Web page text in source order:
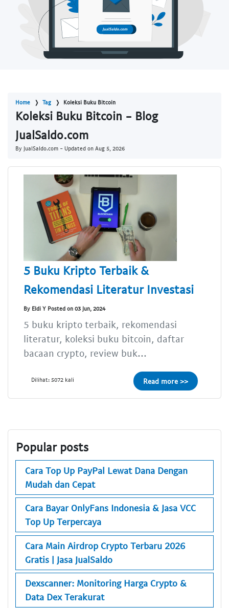
Home Tag Koleksi Buku Bitcoin
Koleksi Buku Bitcoin - Blog
JualSaldo.com
By JualSaldo.com - Updated on Aug 5, 2026
5 Buku Kripto Terbaik &
Rekomendasi Literatur Investasi
By Eldi Y Posted on 03 Jun, 2024
5 buku kripto terbaik, rekomendasi
literatur, koleksi buku bitcoin, daftar
bacaan crypto, review buk...
Dilihat: 5072 kali Read more >>
Popular posts
Cara Top Up PayPal Lewat Dana Dengan
Mudah dan Cepat
Cara Bayar OnlyFans Indonesia & Jasa VCC
Top Up Terpercaya
Cara Main Airdrop Crypto Terbaru 2026
Gratis | Jasa JualSaldo
Dexscanner: Monitoring Harga Crypto &
Data Dex Terakurat